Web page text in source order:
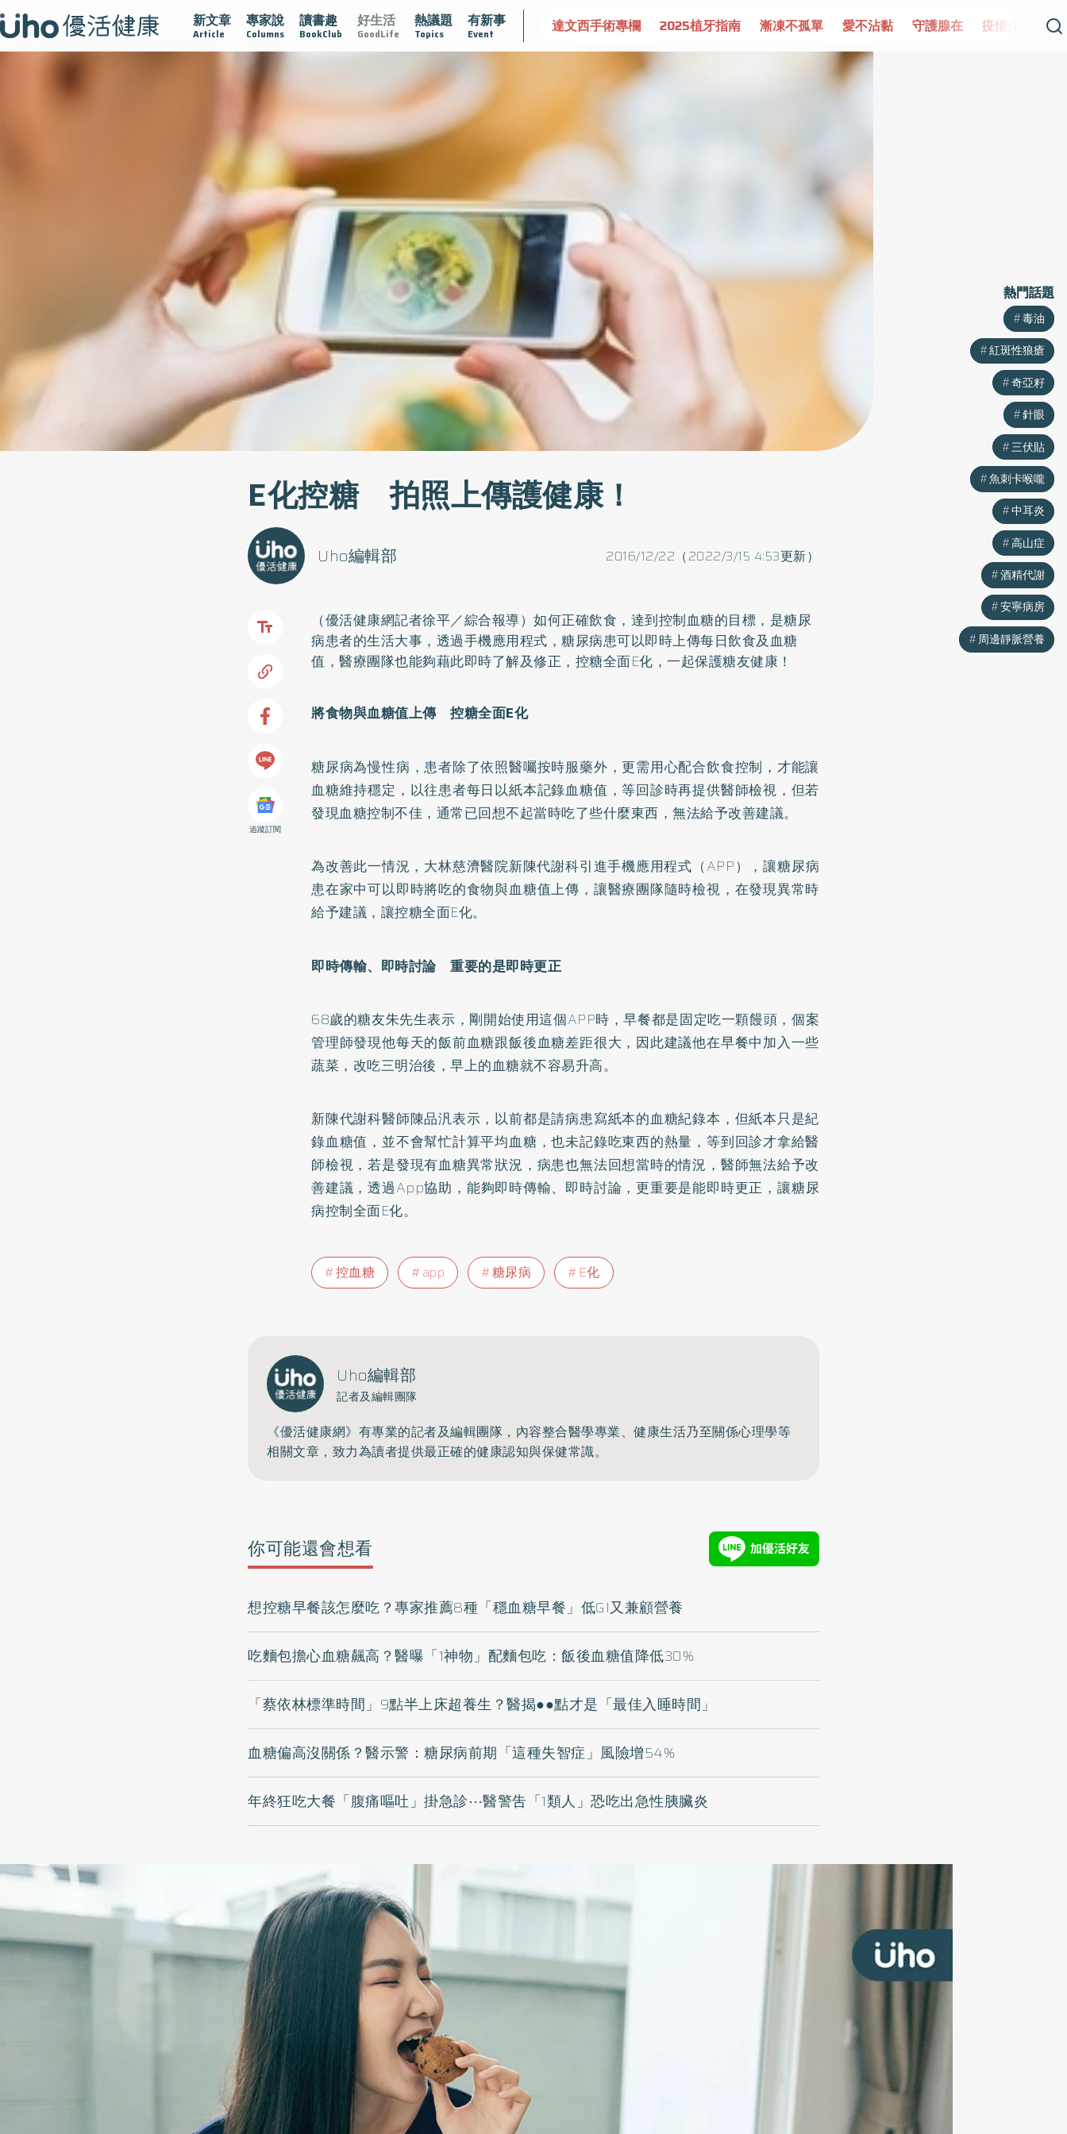
新文章
Article
專家說
Columns
讀書趣
BookClub
好生活
GoodLife
熱議題
Topics
有新事
Event
疫情保衛戰 再生醫學 愛的未來視 認識攝護腺肥大 守護骨骼健康 達文西手術專欄 2025植牙指南 漸凍不孤單 愛不沾黏 守護腺在 疫情保衛戰 再生醫學 愛的
E化控糖 拍照上傳護健康！
2016/12/22（2022/3/15 4:53更新）
Uho編輯部
追蹤訂閱
（優活健康網記者徐平／綜合報導）如何正確飲食，達到控制血糖的目標，是糖尿
病患者的生活大事，透過手機應用程式，糖尿病患可以即時上傳每日飲食及血糖
值，醫療團隊也能夠藉此即時了解及修正，控糖全面E化，一起保護糖友健康！
將食物與血糖值上傳 控糖全面E化
糖尿病為慢性病，患者除了依照醫囑按時服藥外，更需用心配合飲食控制，才能讓
血糖維持穩定，以往患者每日以紙本記錄血糖值，等回診時再提供醫師檢視，但若
發現血糖控制不佳，通常已回想不起當時吃了些什麼東西，無法給予改善建議。
為改善此一情況，大林慈濟醫院新陳代謝科引進手機應用程式（APP），讓糖尿病
患在家中可以即時將吃的食物與血糖值上傳，讓醫療團隊隨時檢視，在發現異常時
給予建議，讓控糖全面E化。
即時傳輸、即時討論 重要的是即時更正
68歲的糖友朱先生表示，剛開始使用這個APP時，早餐都是固定吃一顆饅頭，個案
管理師發現他每天的飯前血糖跟飯後血糖差距很大，因此建議他在早餐中加入一些
蔬菜，改吃三明治後，早上的血糖就不容易升高。
新陳代謝科醫師陳品汎表示，以前都是請病患寫紙本的血糖紀錄本，但紙本只是紀
錄血糖值，並不會幫忙計算平均血糖，也未記錄吃東西的熱量，等到回診才拿給醫
師檢視，若是發現有血糖異常狀況，病患也無法回想當時的情況，醫師無法給予改
善建議，透過App協助，能夠即時傳輸、即時討論，更重要是能即時更正，讓糖尿
病控制全面E化。
控血糖 app 糖尿病 E化
Uho編輯部
記者及編輯團隊
《優活健康網》有專業的記者及編輯團隊，內容整合醫學專業、健康生活乃至關係心理學等
相關文章，致力為讀者提供最正確的健康認知與保健常識。
你可能還會想看
想控糖早餐該怎麼吃？專家推薦8種「穩血糖早餐」低GI又兼顧營養
吃麵包擔心血糖飆高？醫曝「1神物」配麵包吃：飯後血糖值降低30%
「蔡依林標準時間」9點半上床超養生？醫揭●●點才是「最佳入睡時間」
血糖偏高沒關係？醫示警：糖尿病前期「這種失智症」風險增54%
年終狂吃大餐「腹痛嘔吐」掛急診⋯醫警吿「1類人」恐吃出急性胰臟炎
熱門話題
毒油
紅斑性狼瘡
奇亞籽
針眼
三伏貼
魚刺卡喉嚨
中耳炎
高山症
酒精代謝
安寧病房
周邊靜脈營養
熱門話題
毒油
紅斑性狼瘡
奇亞籽
針眼
三伏貼
魚刺卡喉嚨
中耳炎
高山症
酒精代謝
安寧病房
周邊靜脈營養